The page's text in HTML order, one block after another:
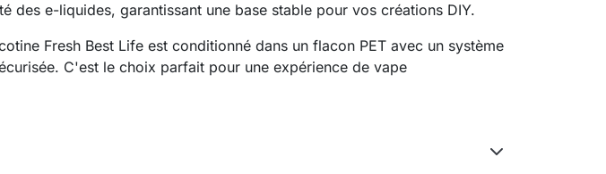
e-liquides, garantissant une base stable pour vos créations DIY.
Fresh Best Life est conditionné dans un flacon PET avec un système
C'est le choix parfait pour une expérience de vape